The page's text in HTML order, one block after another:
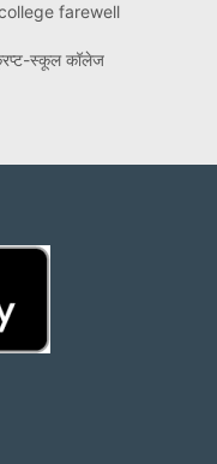
farewell
स्कूल कॉलेज